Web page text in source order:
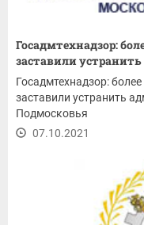
Госадмтехнадзор:
заставили
Госадмтехнадзор:
заставили устранить
Подмосковья
07.10.2021